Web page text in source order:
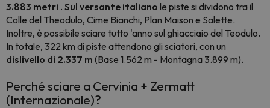
3.883 metri . Sul versante italiano le piste si dividono tra il
Colle del Theodulo, Cime Bianchi, Plan Maison e Salette.
Inoltre, è possibile sciare tutto 'anno sul ghiacciaio del Teodulo.
In totale, 322 km di piste attendono gli sciatori, con un
dislivello di 2.337 m (Base 1.562 m - Montagna 3.899 m).
Perché sciare a Cervinia + Zermatt
(Internazionale)?